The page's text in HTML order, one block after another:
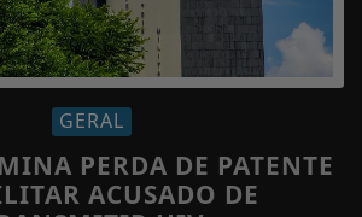
GERAL
PERDA DE PATENTE
ACUSADO DE